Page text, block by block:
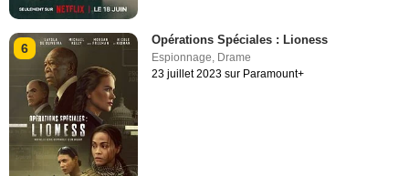
6
Opérations Spéciales : Lioness
Espionnage, Drame
23 juillet 2023 sur Paramount+